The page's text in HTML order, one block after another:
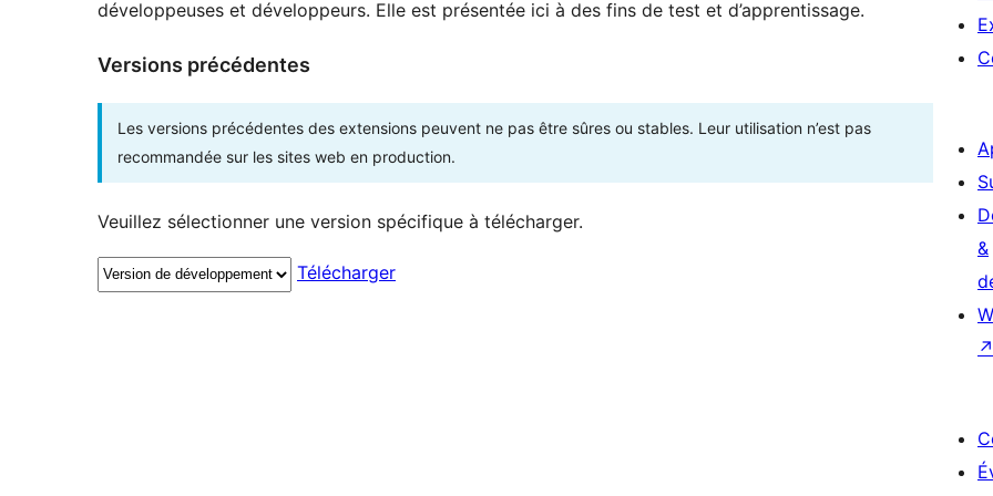
développeuses et développeurs. Elle est présentée ici à des fins de test et d’apprentissage.
Versions précédentes
Les versions précédentes des extensions peuvent ne pas être sûres ou stables. Leur utilisation n’est pas
recommandée sur les sites web en production.
Veuillez sélectionner une version spécifique à télécharger.
Télécharger
&
↗